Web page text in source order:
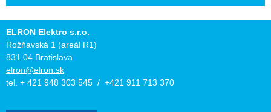
ELRON Elektro s.r.o.
Rožňavská 1 (areál R1)
831 04 Bratislava
elron@elron.sk
tel. + 421 948 303 545 / +421 911 713 370